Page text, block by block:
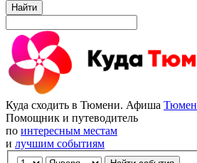
Найти
Куда сходить в Тюмени. Афиша
Помощник и путеводитель
по интересным местам
и лучшим событиям